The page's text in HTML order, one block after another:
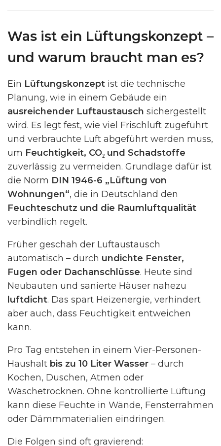
Was ist ein Lüftungskonzept –
und warum braucht man es?
Ein Lüftungskonzept ist die technische
Planung, wie in einem Gebäude ein
ausreichender Luftaustausch sichergestellt
wird. Es legt fest, wie viel Frischluft zugeführt
und verbrauchte Luft abgeführt werden muss,
um Feuchtigkeit, CO₂ und Schadstoffe
zuverlässig zu vermeiden. Grundlage dafür ist
die Norm DIN 1946-6 „Lüftung von
Wohnungen“, die in Deutschland den
Feuchteschutz und die Raumluftqualität
verbindlich regelt.
Früher geschah der Luftaustausch
automatisch – durch undichte Fenster,
Fugen oder Dachanschlüsse. Heute sind
Neubauten und sanierte Häuser nahezu
luftdicht. Das spart Heizenergie, verhindert
aber auch, dass Feuchtigkeit entweichen
kann.
Pro Tag entstehen in einem Vier-Personen-
Haushalt bis zu 10 Liter Wasser – durch
Kochen, Duschen, Atmen oder
Wäschetrocknen. Ohne kontrollierte Lüftung
kann diese Feuchte in Wände, Fensterrahmen
oder Dämmmaterialien eindringen.
Die Folgen sind oft gravierend: